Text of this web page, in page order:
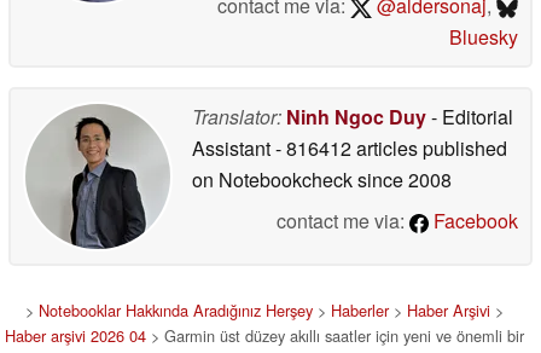
Bluesky
Translator: Ninh Ngoc Duy- Editorial
Assistant- 816412 articles published
on Notebookchecksince 2008
contact me via:
Facebook
> Notebooklar Hakkında Aradığınız Herşey > Haberler> Haber Arşivi >
Haber arşivi 2026 04 > Garmin üst düzey akıllı saatler için yeni ve önemli bir